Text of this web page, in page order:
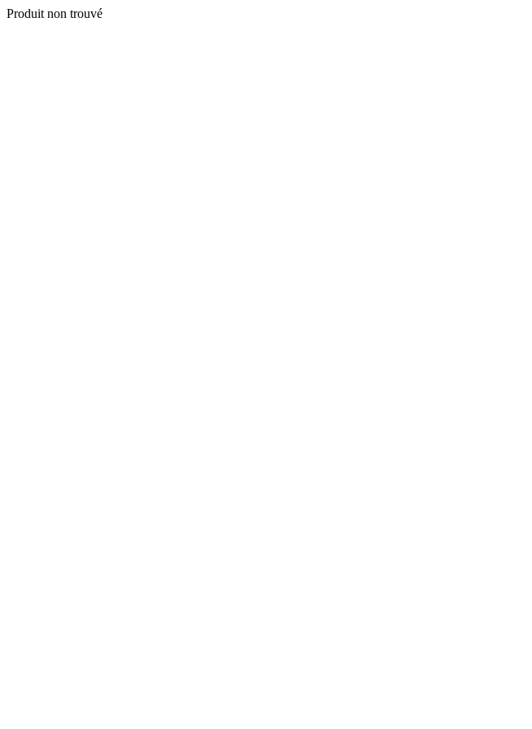
Produit non trouvé